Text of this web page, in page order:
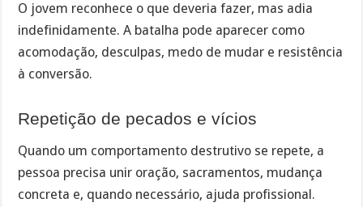
O jovem reconhece o que deveria fazer, mas adia
indefinidamente. A batalha pode aparecer como
acomodação, desculpas, medo de mudar e resistência
à conversão.
Repetição de pecados e vícios
Quando um comportamento destrutivo se repete, a
pessoa precisa unir oração, sacramentos, mudança
concreta e, quando necessário, ajuda profissional.